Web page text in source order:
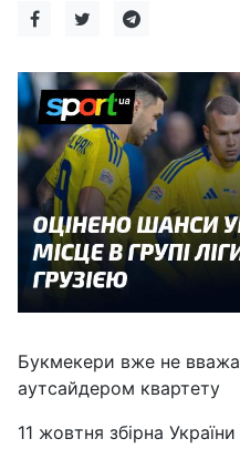
Букмекери вже не
аутсайдером квартету
11 жовтня збірна